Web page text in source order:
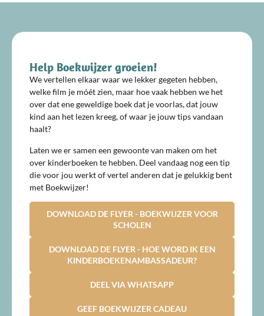
Help Boekwijzer groeien!
We vertellen elkaar waar we lekker gegeten hebben,
welke film je móét zien, maar hoe vaak hebben we het
over dat ene geweldige boek dat je voorlas, dat jouw
kind aan het lezen kreeg, of waar je jouw tips vandaan
haalt?
Laten we er samen een gewoonte van maken om het
over kinderboeken te hebben. Deel vandaag nog een tip
die voor jou werkt of vertel anderen dat je gelukkig bent
met Boekwijzer!
DOWNLOAD DE FLYER - BOEKWIJZER VOOR
SCHOLEN
DOWNLOAD DE FLYER - HOE WORD IK EEN
KINDERBOEKENAMBASSADEUR?
DEEL VIA WHATSAPP
GEEF BOEKWIJZER CADEAU